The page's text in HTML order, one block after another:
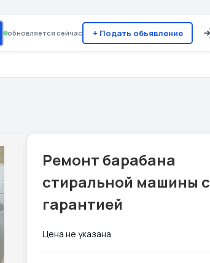
обновляется сейчас + Подать объявление
Ремонт барабана
стиральной машины с
гарантией
Цена не указана